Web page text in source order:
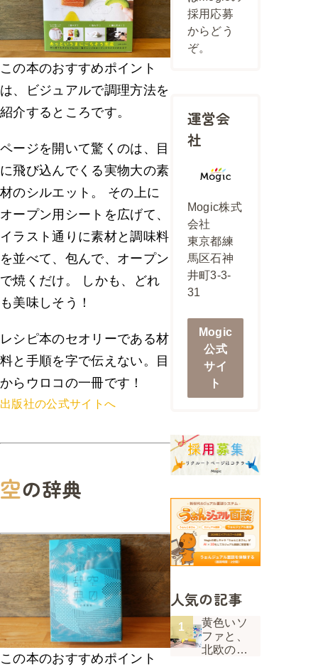
この本のおすすめポイント
は、ビジュアルで調理方法を
紹介するところです。
ページを開いて驚くのは、目
に飛び込んでくる実物大の素
材のシルエット。 その上に
オープン用シートを広げて、
イラスト通りに素材と調味料
を並べて、包んで、オープン
で焼くだけ。 しかも、どれ
も美味しそう！
レシピ本のセオリーである材
料と手順を字で伝えない。目
からウロコの一冊です！
出版社の公式サイトへ
空の辞典
この本のおすすめポイント
採用応募
からどう
ぞ。
運営会
社
Mogic株式
会社
東京都練
馬区石神
井町3-3-
31
Mogic
公式
サイ
ト
人気の記事
黄色いソ
ファと、
北欧の